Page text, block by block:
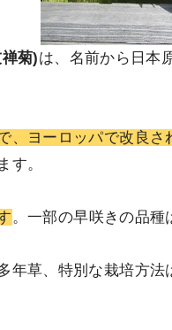
菊)は、名前から日本
、ヨーロッパで改良さ
す。
。一部の早咲きの品種
年草、特別な栽培方